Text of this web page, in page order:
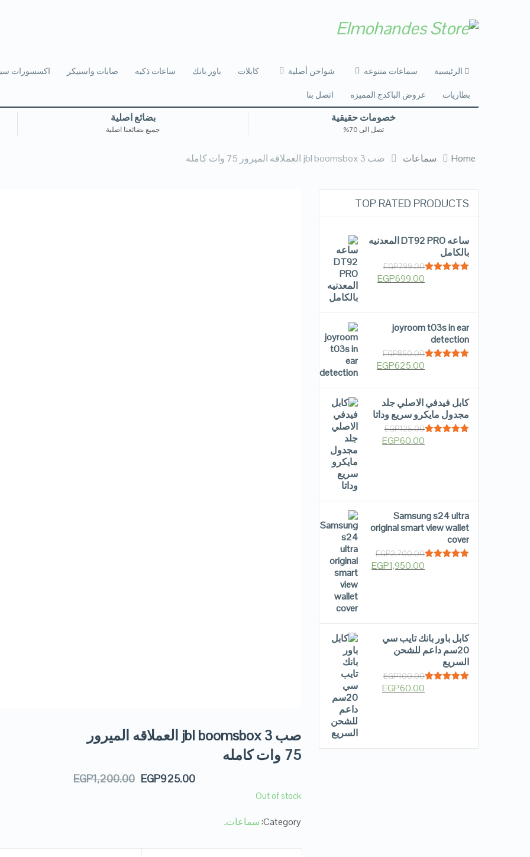
الرئيسية سماعات متنوعه شواحن أصلية كابلات باور بانك ساعات ذكيه صابات واسبيكر اكسسورات
بطاريات عروض الباكدج المميزه اتصل بنا
خصومات حقيقية
تصل الى 70%
بضائع اصلية
جميع بضائعنا اصلية
Home سماعات صب jbl boomsbox 3 العملاقه الميرور 75 وات كامله
صب jbl boomsbox 3 العملاقه الميرور
75 وات كامله
EGP1,200.00 EGP925.00
Out of stock
Category: سماعات.
TOP RATED PRODUCTS
ساعه DT92 PRO المعدنيه
بالكامل
EGP799.00
EGP699.00
joyroom t03s in ear
detection
EGP850.00
EGP625.00
كابل فيدفي الاصلي جلد
مجدول مايكرو سريع وداتا
EGP125.00
EGP60.00
Samsung s24 ultra
original smart view wallet
cover
EGP2,700.00
EGP1,950.00
كابل باور بانك تايب سي
20سم داعم للشحن
السريع
EGP100.00
EGP60.00